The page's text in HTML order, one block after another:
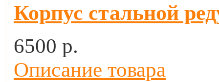
Корпус стальной
6500 p.
Описание товара